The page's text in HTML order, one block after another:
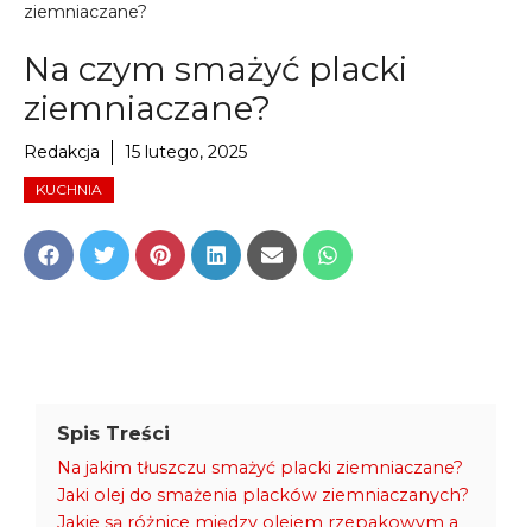
ziemniaczane?
Na czym smażyć placki
ziemniaczane?
Redakcja 15 lutego, 2025
KUCHNIA
Share
on
Share
on
Share
on
Share
on
Share
on
Share
on
Spis Treści
Na jakim tłuszczu smażyć placki ziemniaczane?
Jaki olej do smażenia placków ziemniaczanych?
Jakie są różnice między olejem rzepakowym a